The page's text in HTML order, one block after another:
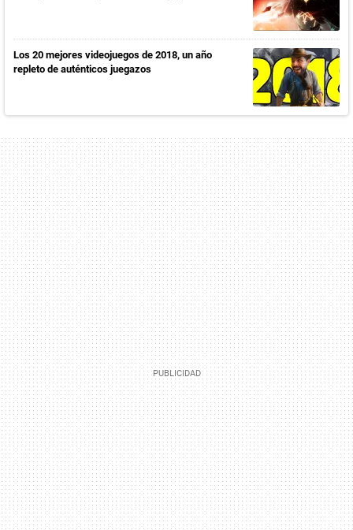
Los 20 mejores videojuegos de 2018, un año
repleto de auténticos juegazos